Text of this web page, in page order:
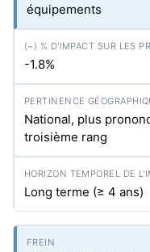
équipements
-1.8%
National, plus
troisième rang
Long terme (≥ 4 ans)